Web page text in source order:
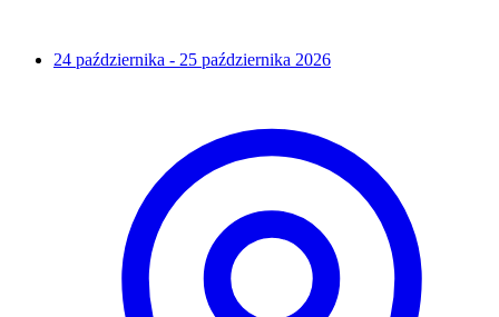
24 października - 25 października 2026